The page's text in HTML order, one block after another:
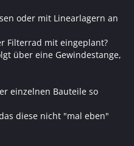
oder mit Linearlagern an
Filterrad mit eingeplant?
über eine Gewindestange,
einzelnen Bauteile so
diese nicht "mal eben"